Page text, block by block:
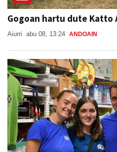
Gogoan hartu dute Katto
Aiurri abu 08, 13:24 ANDOAIN